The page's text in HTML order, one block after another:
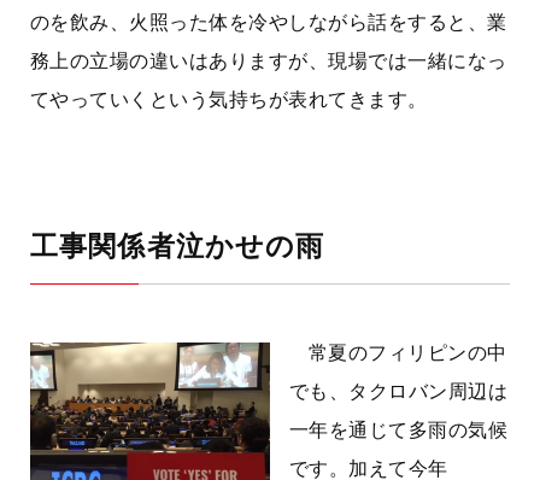
のを飲み、火照った体を冷やしながら話をすると、業
務上の立場の違いはありますが、現場では一緒になっ
てやっていくという気持ちが表れてきます。
工事関係者泣かせの雨
常夏のフィリピンの中
でも、タクロバン周辺は
一年を通じて多雨の気候
です。加えて今年